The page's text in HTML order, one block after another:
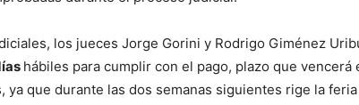
los jueces Jorge Gorini y Rodrigo Giménez
hábiles para cumplir con el pago, plazo que vencerá
ya que durante las dos semanas siguientes rige la